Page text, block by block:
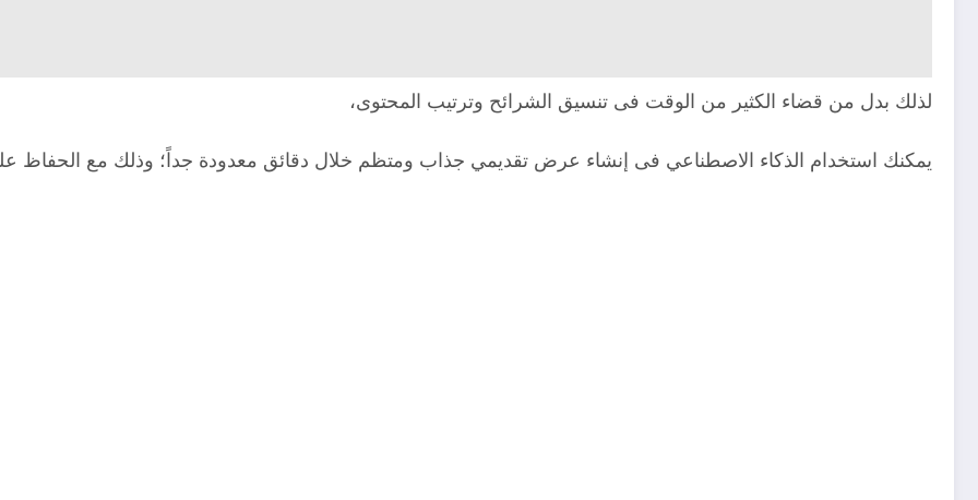
لذلك بدل من قضاء الكثير من الوقت فى تنسيق الشرائح وترتيب المحتوى،
يمكنك استخدام الذكاء الاصطناعي فى إنشاء عرض تقديمي جذاب ومتظم خلال دقائق معدودة جداً؛ وذلك مع الحفاظ